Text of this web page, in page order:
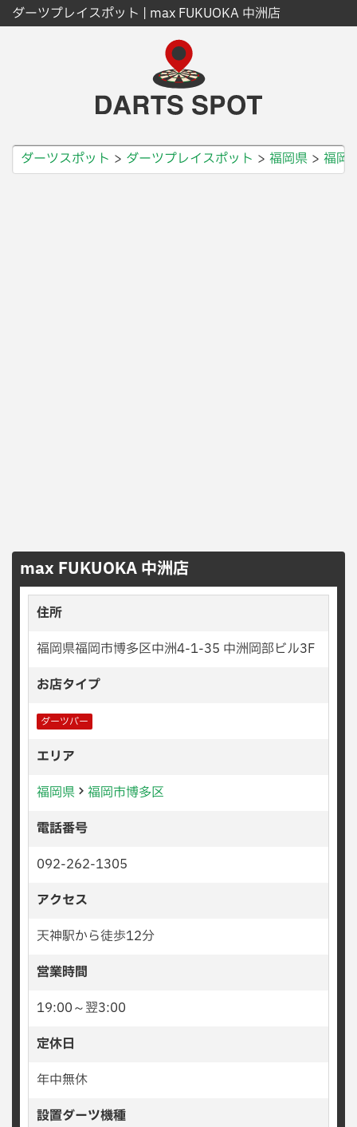
ダーツプレイスポット | max FUKUOKA 中洲店
ダーツスポット ダーツプレイスポット 福岡県 福岡
max FUKUOKA 中洲店
住所
福岡県福岡市博多区中洲4-1-35 中洲岡部ビル3F
お店タイプ
ダーツバー
エリア
福岡県
福岡市博多区
電話番号
092-262-1305
アクセス
天神駅から徒歩12分
営業時間
19:00～翌3:00
定休日
年中無休
設置ダーツ機種